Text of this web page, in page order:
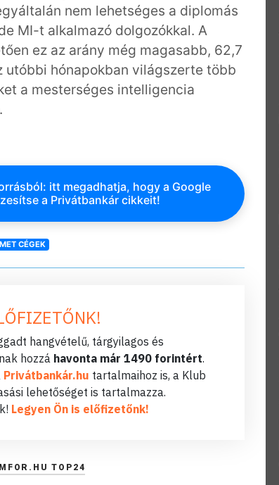
nem lehetséges a diplomás
MI-t alkalmazó dolgozókkal. A
ez az arány még magasabb, 62,7
utóbbi hónapokban világszerte több
a mesterséges intelligencia
itt megadhatja, hogy a Google
a Privátbankár cikkeit!
CÉGEK
hangvételű, tárgyilagos és
hozzá havonta már 1490 forintért.
Privátbankár.hu tartalmaihoz is, a Klub
lehetőséget is tartalmazza.
Legyen Ön is előfizetőnk!
MFOR.HU TOP24